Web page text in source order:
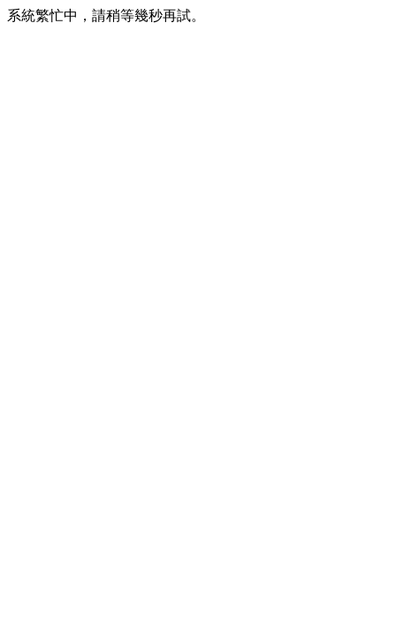
系統繁忙中，請稍等幾秒再試。